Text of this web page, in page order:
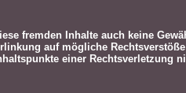
fremden Inhalte auch keine
auf mögliche
einer Rechtsverletzung